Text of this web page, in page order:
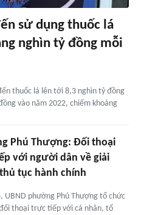
sử dụng thuốc lá
nghìn tỷ đồng mỗi
thuốc lá lên tới 8,3 nghìn tỷ đồng
vào năm 2022, chiếm khoảng
Phú Thượng: Đối thoại
với người dân về giải
tục hành chính
UBND phường Phú Thượng tổ chức
thoại trực tiếp với cá nhân, tổ